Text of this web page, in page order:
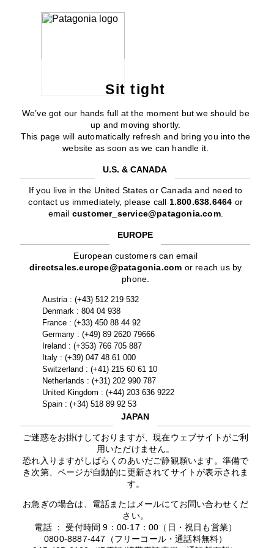
Sit tight
We’ve got our hands full at the moment but we should be
up and moving shortly.
This page will automatically refresh and bring you into the
website as soon as we can handle it.
U.S. & CANADA
If you live in the United States or Canada and need to
contact us immediately, please call 1.800.638.6464 or
email customer_service@patagonia.com.
EUROPE
European customers can email
directsales.europe@patagonia.com or reach us by
phone.
Austria : (+43) 512 219 532
Denmark : 804 04 938
France : (+33) 450 88 44 92
Germany : (+49) 89 2620 79666
Ireland : (+353) 766 705 887
Italy : (+39) 047 48 61 000
Switzerland : (+41) 215 60 61 10
Netherlands : (+31) 202 990 787
United Kingdom : (+44) 203 636 9222
Spain : (+34) 518 89 92 53
JAPAN
ご迷惑をお掛けしておりますが、現在ウェブサイトがご利
用いただけません。
恐れ入りますがしばらくのあいだご静観願います。準備で
き次第、ページが自動的に更新されてサイトが表示されま
す。
お急ぎの場合は、電話またはメールにてお問い合わせくだ
さい。
電話 ： 受付時間 9：00-17：00（日・祝日も営業）
0800-8887-447（フリーコール・通話料無料）